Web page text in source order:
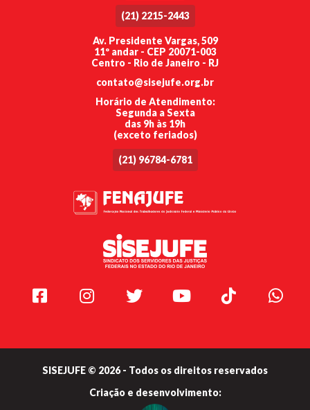
(21) 2215-2443
Av. Presidente Vargas, 509
11º andar - CEP 20071-003
Centro - Rio de Janeiro - RJ
contato@sisejufe.org.br
Horário de Atendimento:
Segunda a Sexta
das 9h às 19h
(exceto feriados)
(21) 96784-6781
Facebook Instagram Twitter Youtube TikTok
SISEJUFE © 2026 - Todos os direitos reservados
Criação e desenvolvimento: